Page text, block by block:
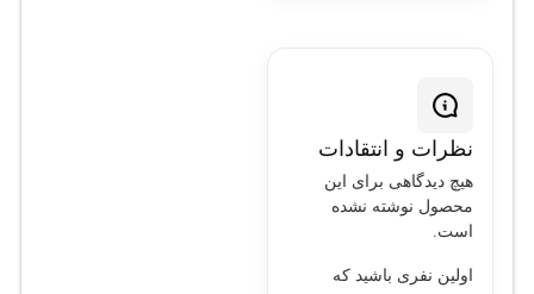
نظرات و انتقادات
هیچ دیدگاهی برای این
محصول نوشته نشده
است.
اولین نفری باشید که